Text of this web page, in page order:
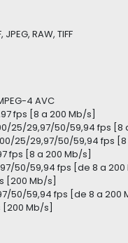
RAW, TIFF
4 AVC
fps [8 a 200 Mb/s]
25/29,97/50/59,94 fps [8
25/29,97/50/59,94 fps
fps [8 a 200 Mb/s]
50/59,94 fps [de 8 a 200
[200 Mb/s]
50/59,94 fps [de 8 a 200
[200 Mb/s]